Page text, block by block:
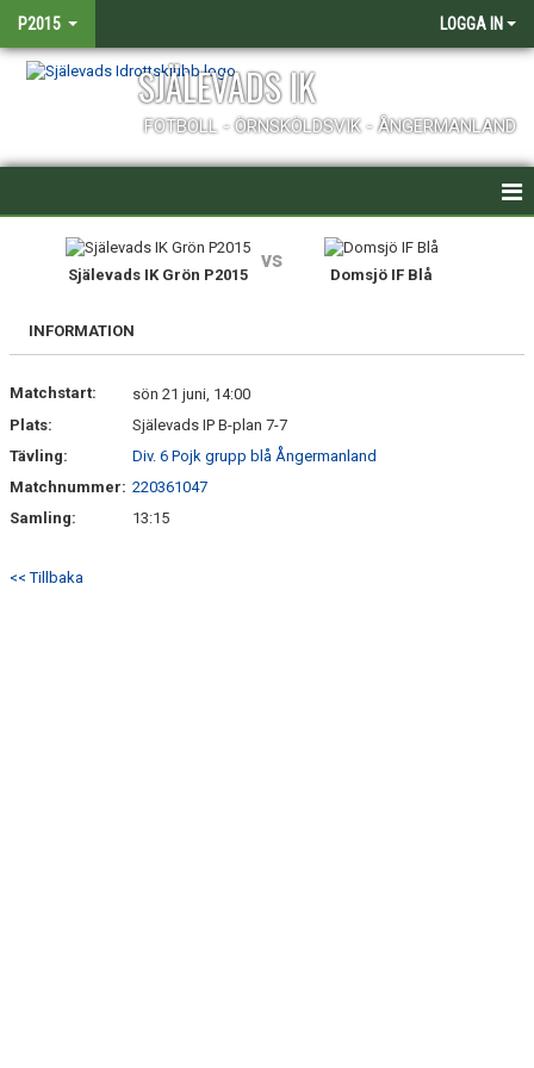
P2015 LOGGA IN
SJÄLEVADS IK
FOTBOLL - ÖRNSKÖLDSVIK - ÅNGERMANLAND
KALENDER
MATCHER
BILDGALLERI
Själevads IK Grön P2015
vs
Domsjö IF Blå
INFORMATION
Matchstart:
sön 21 juni, 14:00
Plats:
Själevads IP B-plan 7-7
Tävling:
Div. 6 Pojk grupp blå Ångermanland
Matchnummer: 220361047
Samling:
13:15
<< Tillbaka